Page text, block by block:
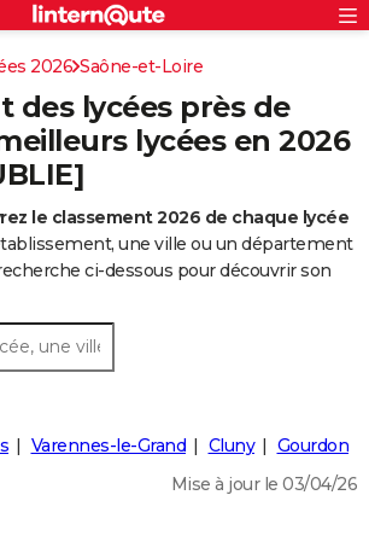
S'inscrire
Connexion
2026 Saône-et-Loire
des lycées près de
lycées en 2026
le classement 2026 de chaque lycée
une ville ou un département
ci-dessous pour découvrir son
Varennes-le-Grand Cluny
Gourdon
Mise à jour le 03/04/26